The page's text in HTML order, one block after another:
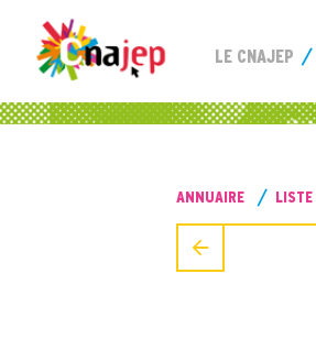
LE CNAJEP
ANNUAIRE LISTE